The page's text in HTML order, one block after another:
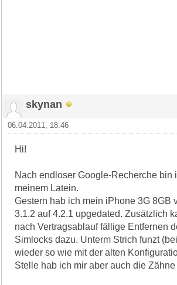
skynan
06.04.2011, 18:46
Hi!
Nach endloser Google-Recherche bin
meinem Latein.
Gestern hab ich mein iPhone 3G 8GB
3.1.2 auf 4.2.1 upgedated. Zusätzlich
nach Vertragsablauf fällige Entfernen
Simlocks dazu. Unterm Strich funzt
wieder so wie mit der alten
Stelle hab ich mir aber auch die